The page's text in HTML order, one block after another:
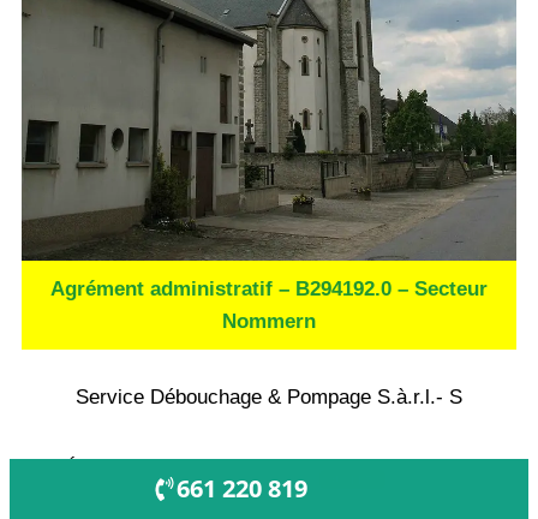
Agrément administratif – B294192.0 – Secteur
Nommern
Service Débouchage & Pompage S.à.r.l.- S
661 220 819